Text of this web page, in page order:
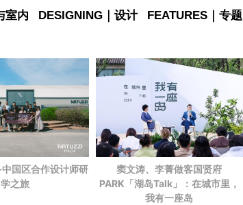
室内 DESIGNING｜设计 FEATURES｜专题
中国区合作设计师研
学之旅
窦文涛、李菁做客国贤府
PARK 「湖岛Talk」：在城市里，
我有一座岛